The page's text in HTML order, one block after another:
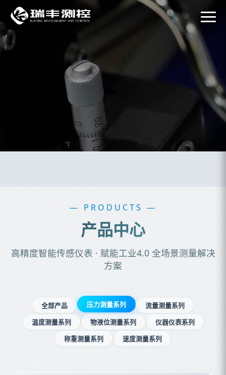
— PRODUCTS —
产品中心
高精度智能传感仪表 · 赋能工业4.0 全场景测量解决
方案
全部产品 压力测量系列 流量测量系列
温度测量系列 物液位测量系列 仪器仪表系列
称重测量系列 速度测量系列